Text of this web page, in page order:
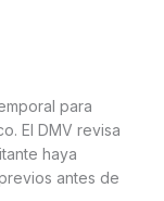
para
El DMV revisa
haya
antes de